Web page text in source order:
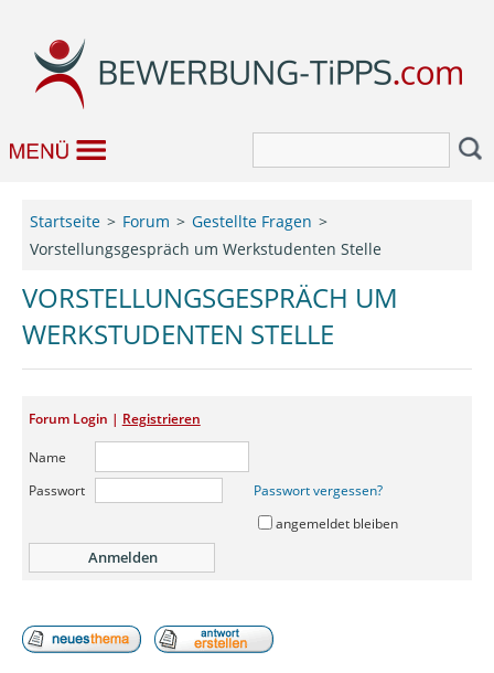
Job & Karriere
Bewerbungseditor
Startseite Forum
Gestellte Fragen
Vorstellungsgespräch um Werkstudenten Stelle
VORSTELLUNGSGESPRÄCH UM
WERKSTUDENTEN STELLE
Forum Login | Registrieren
Name
Passwort
Passwort vergessen?
angemeldet bleiben